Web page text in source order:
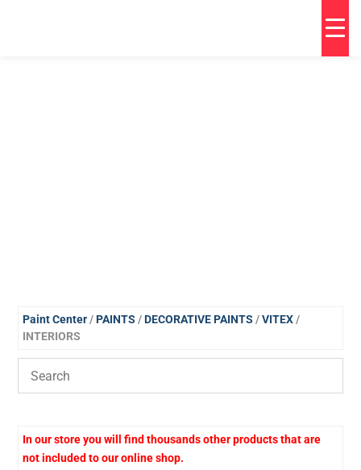
Paint Center/PAINTS /DECORATIVE PAINTS /VITEX/
INTERIORS
In our store you will find thousands other products that are
not included to our online shop.